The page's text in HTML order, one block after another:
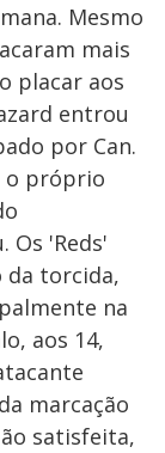
Mesmo
mais
placar aos
entrou
por Can.
o próprio
'Reds'
da torcida,
na
aos 14,
marcação
satisfeita,